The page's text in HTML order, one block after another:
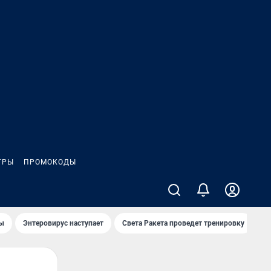
ПРОМОКОДЫ
Энтеровирус наступает Света Ракета проведет тренировку